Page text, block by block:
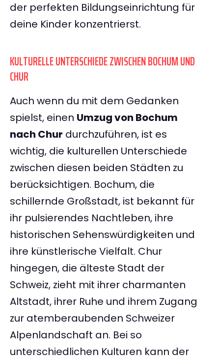
der perfekten Bildungseinrichtung für
deine Kinder konzentrierst.
KULTURELLE UNTERSCHIEDE ZWISCHEN BOCHUM UND
CHUR
Auch wenn du mit dem Gedanken
spielst, einen Umzug von Bochum
nach Chur durchzuführen, ist es
wichtig, die kulturellen Unterschiede
zwischen diesen beiden Städten zu
berücksichtigen. Bochum, die
schillernde Großstadt, ist bekannt für
ihr pulsierendes Nachtleben, ihre
historischen Sehenswürdigkeiten und
ihre künstlerische Vielfalt. Chur
hingegen, die älteste Stadt der
Schweiz, zieht mit ihrer charmanten
Altstadt, ihrer Ruhe und ihrem Zugang
zur atemberaubenden Schweizer
Alpenlandschaft an. Bei so
unterschiedlichen Kulturen kann der